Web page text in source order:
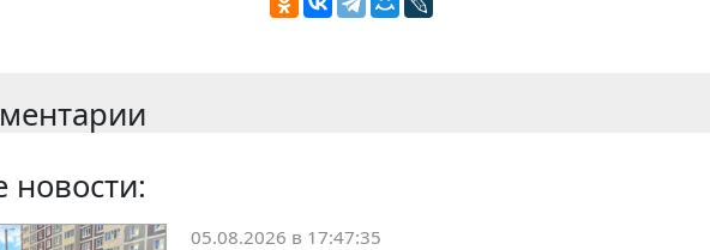
новости:
05.08.2026 в 17:47:35